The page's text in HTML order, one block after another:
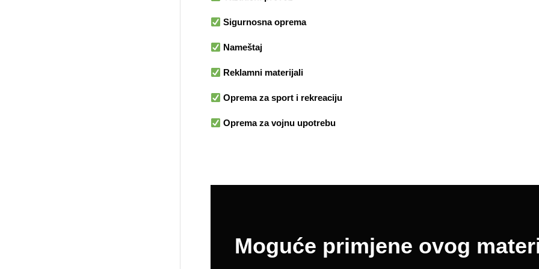
Sigurnosna oprema
Nameštaj
Reklamni materijali
Oprema za sport i rekreaciju
Oprema za vojnu upotrebu
Moguće primjene ovog